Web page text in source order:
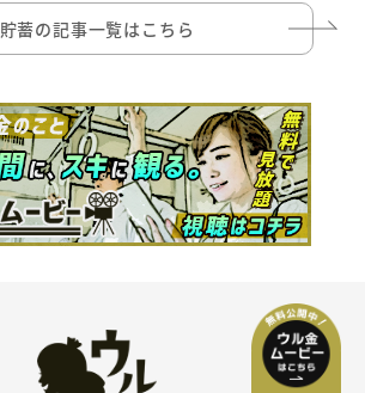
貯蓄の記事一覧はこちら